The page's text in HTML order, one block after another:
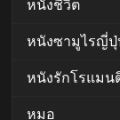
หนังชีวิต
หนังซามูไรญี่
หนังรักโรแมน
หมอ